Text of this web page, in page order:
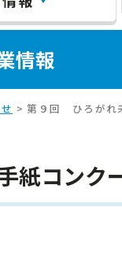
情報
> 第９回 ひろがれ
紙コンク